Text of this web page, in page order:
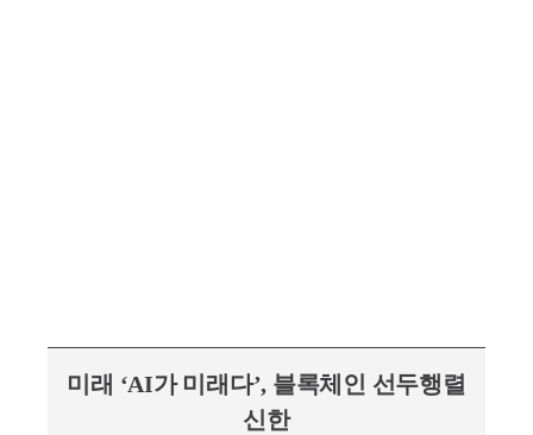
미래 ‘AI가 미래다’, 블록체인 선두행렬
신한